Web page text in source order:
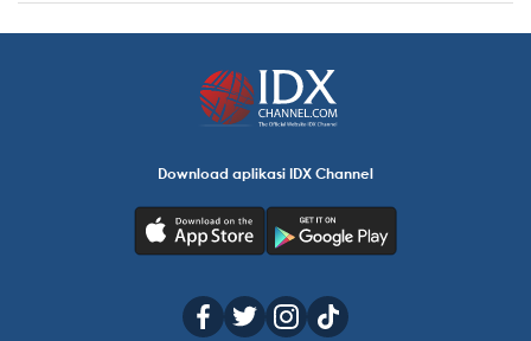
Download aplikasi IDX Channel